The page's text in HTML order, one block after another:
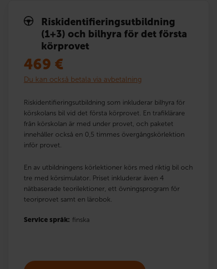
Risk­identi­fierings­utbildning
(1+3) och bilhyra för det första
körprovet
469 €
Du kan också betala via avbetalning
Riskidentifieringsutbildning som inkluderar bilhyra för
körskolans bil vid det första körprovet. En trafiklärare
från körskolan är med under provet, och paketet
innehåller också en 0,5 timmes övergångskörlektion
inför provet.
En av utbildningens körlektioner körs med riktig bil och
tre med körsimulator. Priset inkluderar även 4
nätbaserade teorilektioner, ett övningsprogram för
teoriprovet samt en lärobok.
Service språk: finska